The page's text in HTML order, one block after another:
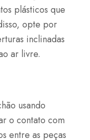
plásticos que
opte por
inclinadas
ar livre.
usando
o contato com
entre as peças